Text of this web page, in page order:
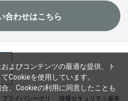
合わせはこちら
プライバシーポリ 情報セキュリティ基本
よびコンテンツの最適な提供、ト
Cookieを使用しています。
、Cookieの利用に同意したことも